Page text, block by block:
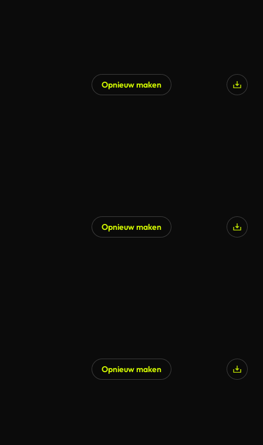
Opnieuw maken
Opnieuw maken
Opnieuw maken